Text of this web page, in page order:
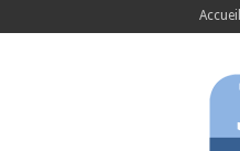
Accueil